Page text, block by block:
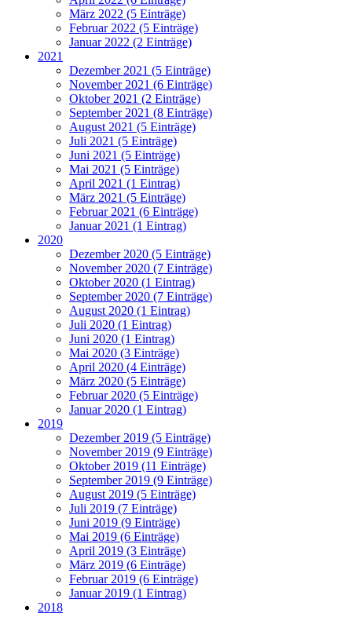
März 2022 (5 Einträge)
Februar 2022 (5 Einträge)
Januar 2022 (2 Einträge)
2021
Dezember 2021 (5 Einträge)
November 2021 (6 Einträge)
Oktober 2021 (2 Einträge)
September 2021 (8 Einträge)
August 2021 (5 Einträge)
Juli 2021 (5 Einträge)
Juni 2021 (5 Einträge)
Mai 2021 (5 Einträge)
April 2021 (1 Eintrag)
März 2021 (5 Einträge)
Februar 2021 (6 Einträge)
Januar 2021 (1 Eintrag)
2020
Dezember 2020 (5 Einträge)
November 2020 (7 Einträge)
Oktober 2020 (1 Eintrag)
September 2020 (7 Einträge)
August 2020 (1 Eintrag)
Juli 2020 (1 Eintrag)
Juni 2020 (1 Eintrag)
Mai 2020 (3 Einträge)
April 2020 (4 Einträge)
März 2020 (5 Einträge)
Februar 2020 (5 Einträge)
Januar 2020 (1 Eintrag)
2019
Dezember 2019 (5 Einträge)
November 2019 (9 Einträge)
Oktober 2019 (11 Einträge)
September 2019 (9 Einträge)
August 2019 (5 Einträge)
Juli 2019 (7 Einträge)
Juni 2019 (9 Einträge)
Mai 2019 (6 Einträge)
April 2019 (3 Einträge)
März 2019 (6 Einträge)
Februar 2019 (6 Einträge)
Januar 2019 (1 Eintrag)
2018